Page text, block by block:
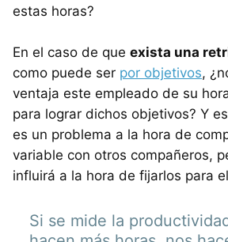
estas horas?
En el caso de que exista una
como puede ser por objetivos,
ventaja este empleado de su
para lograr dichos objetivos? Y
es un problema a la hora de
variable con otros compañeros,
influirá a la hora de fijarlos para
Si se mide la